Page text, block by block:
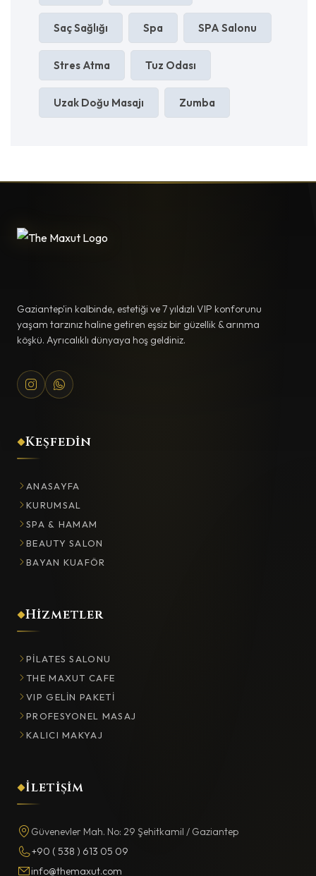
Saç Sağlığı Spa SPA Salonu
Stres Atma Tuz Odası
Uzak Doğu Masajı Zumba
Gaziantep'in kalbinde, estetiği ve 7 yıldızlı VIP konforunu
yaşam tarzınız haline getiren eşsiz bir güzellik & arınma
köşkü. Ayrıcalıklı dünyaya hoş geldiniz.
Keşfedin
ANASAYFA
KURUMSAL
SPA & HAMAM
BEAUTY SALON
BAYAN KUAFÖR
Hizmetler
PILATES SALONU
THE MAXUT CAFE
VIP GELIN PAKETI
PROFESYONEL MASAJ
KALICI MAKYAJ
İletişim
Güvenevler Mah. No: 29 Şehitkamil / Gaziantep
+90 ( 538 ) 613 05 09
info@themaxut.com